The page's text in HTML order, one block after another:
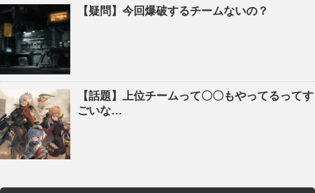
【疑問】今回爆破するチームないの？
【話題】上位チームって〇〇もやってるってす
ごいな…